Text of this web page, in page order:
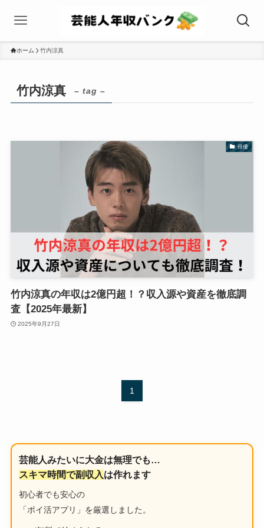
ホーム 竹内涼真
竹内涼真 – tag –
俳優
竹内涼真の年収は2億円超！？収入源や資産を徹底調
査【2025年最新】
2025年9月27日
1
芸能人みたいに大金は無理でも…
スキマ時間で副収入は作れます
初心者でも安心の
「ポイ活アプリ」を厳選しました。